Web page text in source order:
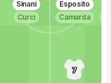
Sinani
Curci
Esposito
Camarda
7